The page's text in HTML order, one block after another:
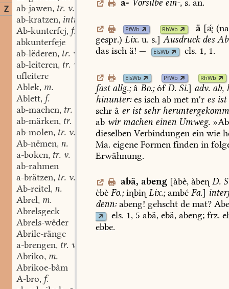
Z
ab-jawen, tr. v.
ab-kratzen, intr. v.
Ab-kunterfej, f.
abkunterfeje
ab-lëderen, tr. v.
ab-leiteren, tr. v.
ufleitere
Ablek, m.
Ablett, f.
ab-machen, tr. v.
ab-märken, tr. v.
ab-molen, tr. v.
Ab-nëmen, n.
a-boken, tr. v.
ab-rahmen
a-brätzen, tr. v.
Ab-reitel, n.
Abrel, m.
Abrelsgeck
Abrels-wêder
Abrile-ränge
a-brengen, tr. v.
Abriko, m.
Abrikoe-bâm
A-bro, f.
a- Vorsilbeein-,s. an.
PfWb RhWb ä [
gespr.) Lix. u. s.] Ausdruckdes
das isch ä! — ElsWb els. 1, 1.
ElsWb PfWb RhWb
fastallg.;â Bo.;óf D. Si.] adv. ab,
hinunter:es isch ab met m'r es ist
sehr â eristsehr
ab wirmachen einen Umweg.
dieselben Verbindungen ein wie
Ma. eigene Formen finden in
Erwähnung.
abä, abeng [àbè,àbe D.
èbè Fo.;ibi Lix.;ambé Fa.]
denn:abeng! gehscht de mat?
els. 1,5 abä,ebä,abeng;frz.
ebbe.